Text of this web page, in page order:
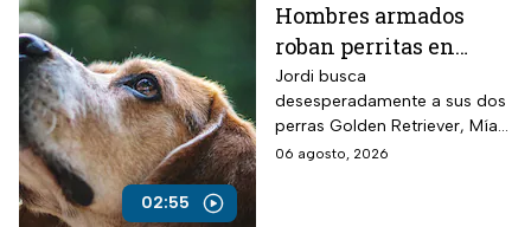
02:55
Hombres armados
roban perritas en
Veracruz
Jordi busca
desesperadamente a sus dos
perras Golden Retriever, Mía y
Camila, de seis años, robadas
06 agosto, 2026